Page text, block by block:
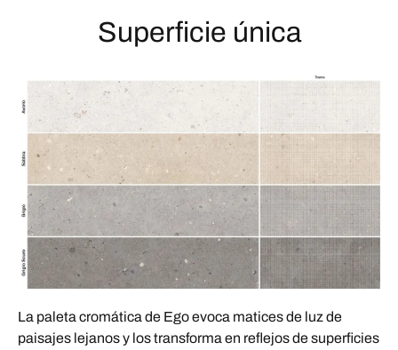
Superficie única
La paleta cromática de Ego evoca matices de luz de
paisajes lejanos y los transforma en reflejos de superficies